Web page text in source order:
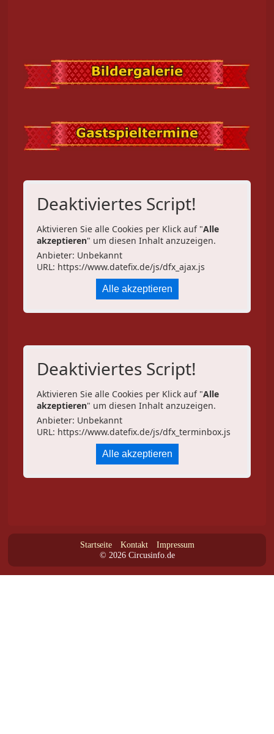
Deaktiviertes Script!
Aktivieren Sie alle Cookies per Klick auf "Alle
akzeptieren" um diesen Inhalt anzuzeigen.
Anbieter: Unbekannt
URL: https://www.datefix.de/js/dfx_ajax.js
Alle akzeptieren
Deaktiviertes Script!
Aktivieren Sie alle Cookies per Klick auf "Alle
akzeptieren" um diesen Inhalt anzuzeigen.
Anbieter: Unbekannt
URL: https://www.datefix.de/js/dfx_terminbox.js
Alle akzeptieren
Startseite Kontakt
Impressum
© 2026 Circusinfo.de